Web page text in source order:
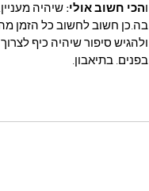
והכי חשוב אולי: שיהיה
בה.​כן חשוב לחשוב כל הזמן
ולהגיש סיפור שיהיה כיף
בפנים. בתיאבון.